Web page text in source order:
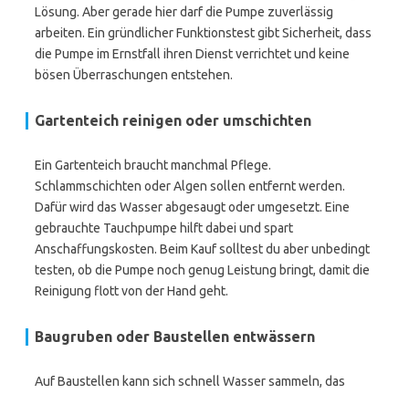
Lösung. Aber gerade hier darf die Pumpe zuverlässig
arbeiten. Ein gründlicher Funktionstest gibt Sicherheit, dass
die Pumpe im Ernstfall ihren Dienst verrichtet und keine
bösen Überraschungen entstehen.
Gartenteich reinigen oder umschichten
Ein Gartenteich braucht manchmal Pflege.
Schlammschichten oder Algen sollen entfernt werden.
Dafür wird das Wasser abgesaugt oder umgesetzt. Eine
gebrauchte Tauchpumpe hilft dabei und spart
Anschaffungskosten. Beim Kauf solltest du aber unbedingt
testen, ob die Pumpe noch genug Leistung bringt, damit die
Reinigung flott von der Hand geht.
Baugruben oder Baustellen entwässern
Auf Baustellen kann sich schnell Wasser sammeln, das